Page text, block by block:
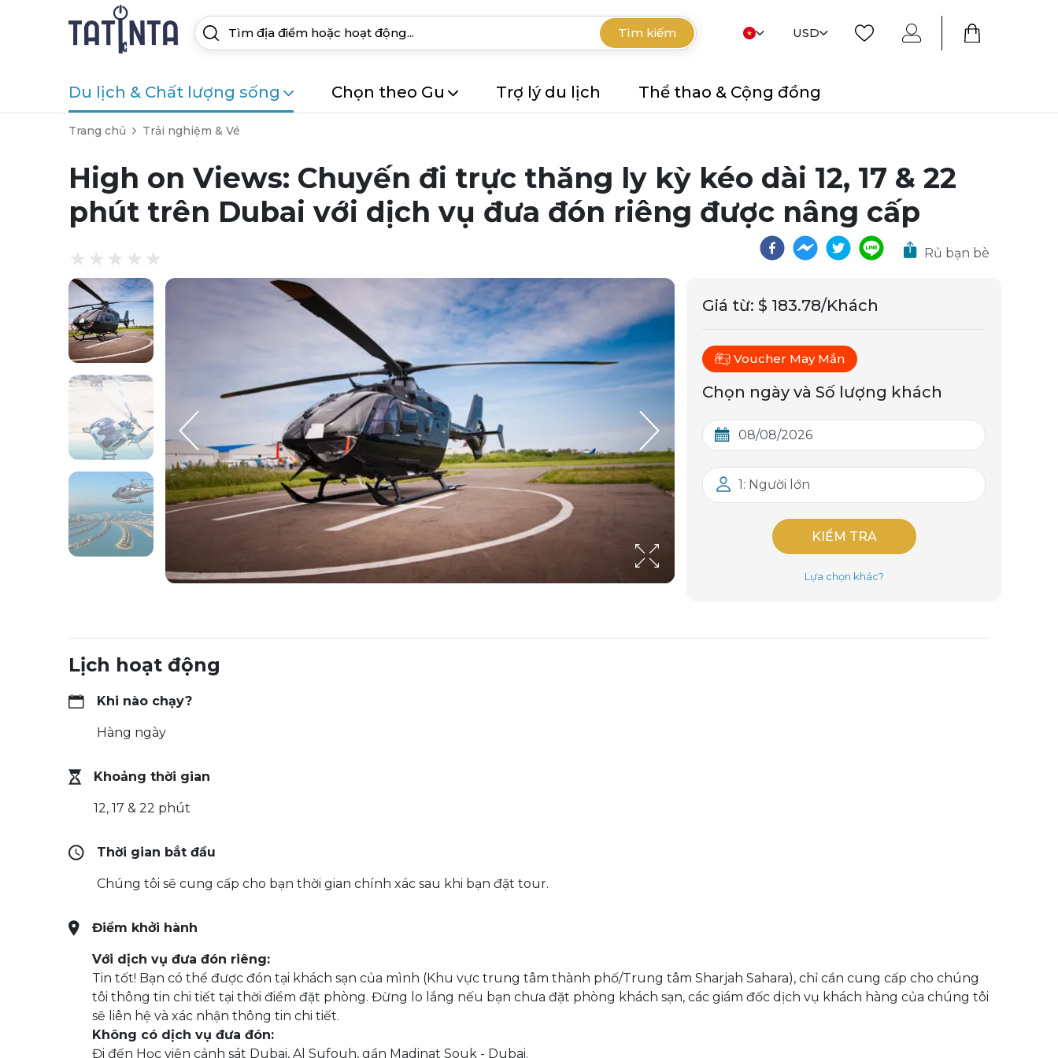
Tìm kiếm USD
Du lịch & Chất lượng sống Chọn theo Gu Trợ lý du lịch Thể thao & Cộng đồng
Trang chủ Trải nghiệm & Vé
High on Views: Chuyến đi trực thăng ly kỳ kéo dài 12, 17 & 22
phút trên Dubai với dịch vụ đưa đón riêng được nâng cấp
Rủ bạn bè
Giá từ: $ 183.78/Khách
Voucher May Mắn
Chọn ngày và Số lượng khách
1: Người lớn
KIỂM TRA
Lựa chọn khác?
Lịch hoạt động
Khi nào chạy?
Hàng ngày
Khoảng thời gian
12, 17 & 22 phút
Thời gian bắt đầu
Chúng tôi sẽ cung cấp cho bạn thời gian chính xác sau khi bạn đặt tour.
Điểm khởi hành
Với dịch vụ đưa đón riêng:
Tin tốt! Bạn có thể được đón tại khách sạn của mình (Khu vực trung tâm thành phố/Trung tâm Sharjah Sahara), chỉ cần cung cấp cho chúng
tôi thông tin chi tiết tại thời điểm đặt phòng. Đừng lo lắng nếu bạn chưa đặt phòng khách sạn, các giám đốc dịch vụ khách hàng của chúng tôi
sẽ liên hệ và xác nhận thông tin chi tiết.
Không có dịch vụ đưa đón:
Đi đến Học viện cảnh sát Dubai, Al Sufouh, gần Madinat Souk - Dubai.